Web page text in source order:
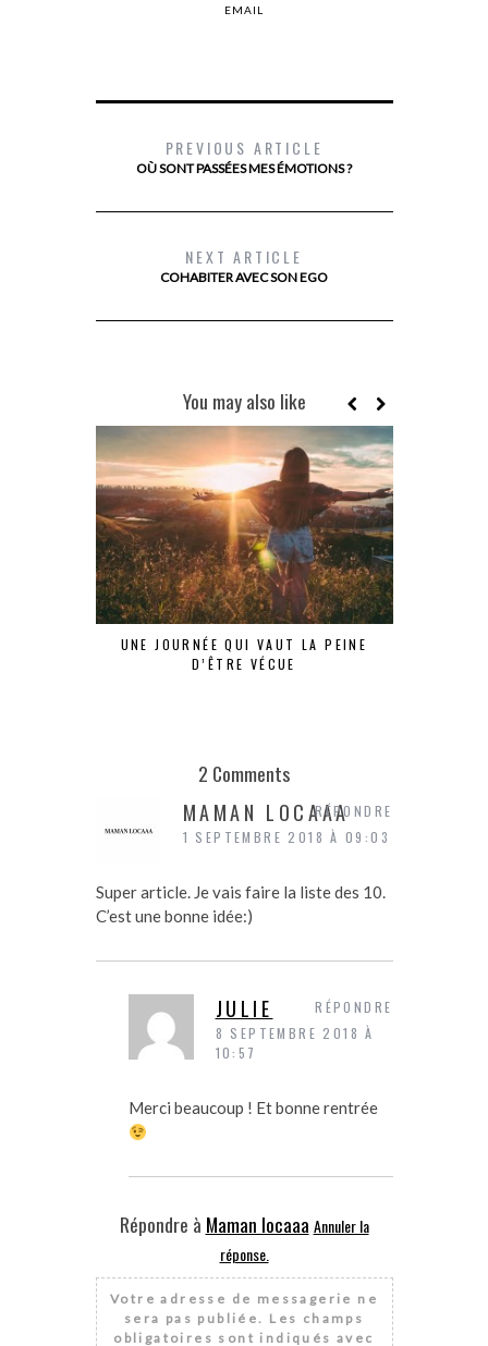
EMAIL
PREVIOUS ARTICLE
OÙ SONT PASSÉES MES ÉMOTIONS ?
NEXT ARTICLE
COHABITER AVEC SON EGO
You may also like
UNE JOURNÉE QUI VAUT LA PEINE
D’ÊTRE VÉCUE
2 Comments
MAMAN LOCAAA
1 SEPTEMBRE 2018 À 09:03
Super article. Je vais faire la liste des 10.
C’est une bonne idée:)
RÉPONDRE
JULIE
8 SEPTEMBRE 2018 À
10:57
Merci beaucoup ! Et bonne rentrée
RÉPONDRE
Répondre à Maman locaaa Annuler la
réponse.
Votre adresse de messagerie ne
sera pas publiée. Les champs
obligatoires sont indiqués avec